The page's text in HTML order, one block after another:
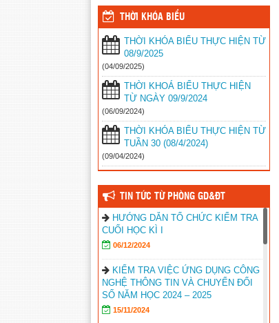
THỜI KHÓA BIỂU
THỜI KHÓA BIỂU THỰC HIỆN TỪ
08/9/2025
(04/09/2025)
THỜI KHOÁ BIỂU THỰC HIỆN
TỪ NGÀY 09/9/2024
(06/09/2024)
THỜI KHÓA BIỂU THỰC HIỆN TỪ
TUẦN 30 (08/4/2024)
(09/04/2024)
TIN TỨC TỪ PHÒNG GD&ĐT
HƯỚNG DẪN TỔ CHỨC KIỂM TRA
CUỐI HỌC KÌ I
06/12/2024
KIỂM TRA VIỆC ỨNG DỤNG CÔNG
NGHỆ THÔNG TIN VÀ CHUYỂN ĐỔI
SỐ NĂM HỌC 2024 – 2025
15/11/2024